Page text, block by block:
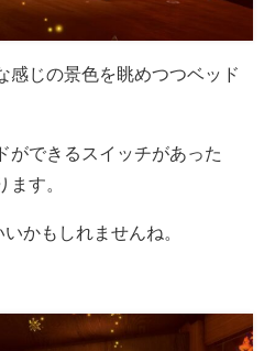
感じの景色を眺めつつベッド
ができるスイッチがあった
ます。
かもしれませんね。